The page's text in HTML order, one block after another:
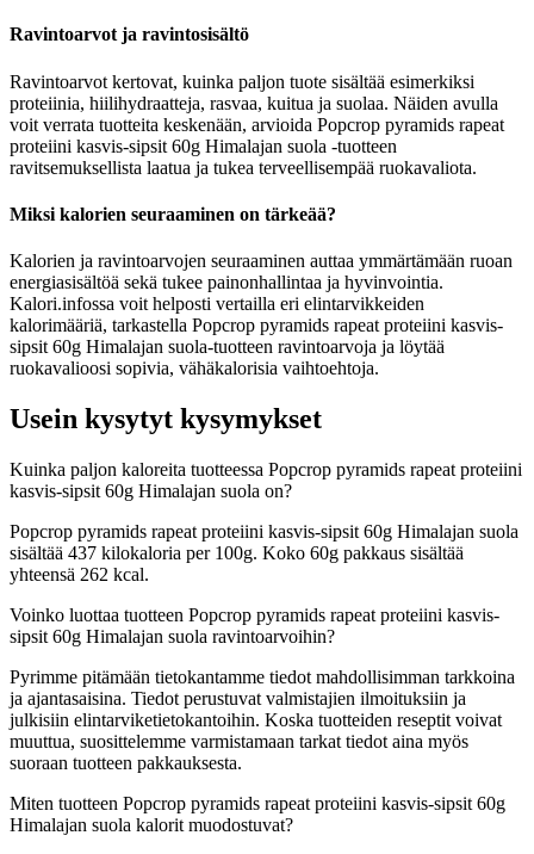
Ravintoarvot ja ravintosisältö
Ravintoarvot kertovat, kuinka paljon tuote sisältää esimerkiksi
proteiinia, hiilihydraatteja, rasvaa, kuitua ja suolaa. Näiden avulla
voit verrata tuotteita keskenään, arvioida Popcrop pyramids rapeat
proteiini kasvis-sipsit 60g Himalajan suola -tuotteen
ravitsemuksellista laatua ja tukea terveellisempää ruokavaliota.
Miksi kalorien seuraaminen on tärkeää?
Kalorien ja ravintoarvojen seuraaminen auttaa ymmärtämään ruoan
energiasisältöä sekä tukee painonhallintaa ja hyvinvointia.
Kalori.infossa voit helposti vertailla eri elintarvikkeiden
kalorimääriä, tarkastella Popcrop pyramids rapeat proteiini kasvis-
sipsit 60g Himalajan suola-tuotteen ravintoarvoja ja löytää
ruokavalioosi sopivia, vähäkalorisia vaihtoehtoja.
Usein kysytyt kysymykset
Kuinka paljon kaloreita tuotteessa Popcrop pyramids rapeat proteiini
kasvis-sipsit 60g Himalajan suola on?
Popcrop pyramids rapeat proteiini kasvis-sipsit 60g Himalajan suola
sisältää 437 kilokaloria per 100g. Koko 60g pakkaus sisältää
yhteensä 262 kcal.
Voinko luottaa tuotteen Popcrop pyramids rapeat proteiini kasvis-
sipsit 60g Himalajan suola ravintoarvoihin?
Pyrimme pitämään tietokantamme tiedot mahdollisimman tarkkoina
ja ajantasaisina. Tiedot perustuvat valmistajien ilmoituksiin ja
julkisiin elintarviketietokantoihin. Koska tuotteiden reseptit voivat
muuttua, suosittelemme varmistamaan tarkat tiedot aina myös
suoraan tuotteen pakkauksesta.
Miten tuotteen Popcrop pyramids rapeat proteiini kasvis-sipsit 60g
Himalajan suola kalorit muodostuvat?